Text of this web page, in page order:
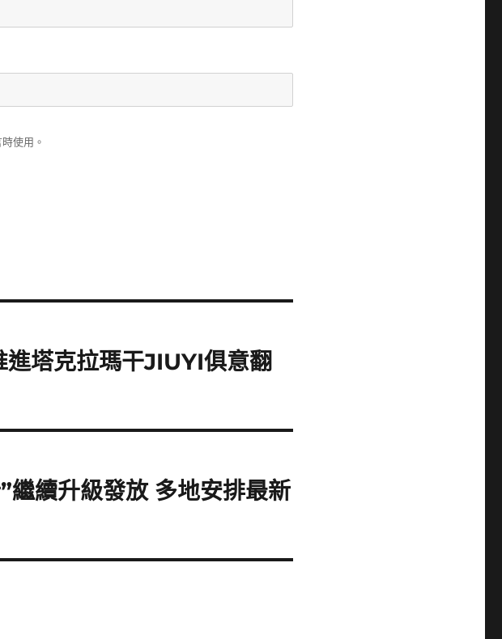
使用。
塔克拉瑪干JIUYI俱意翻
續升級發放 多地安排最新